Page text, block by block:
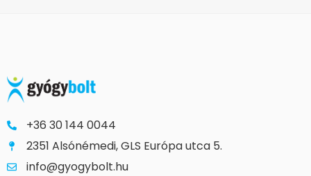
+36 30 144 0044
2351 Alsónémedi, GLS Európa utca 5.
info@gyogybolt.hu